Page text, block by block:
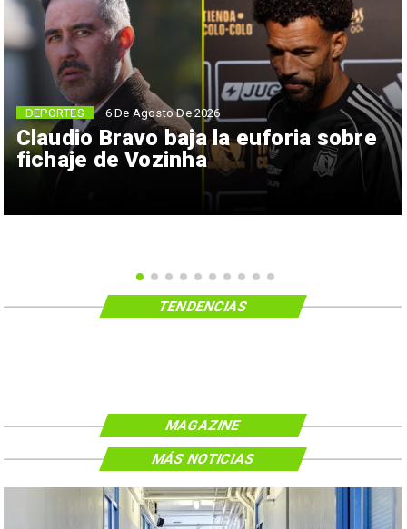
Claudio Bravo baja la euforia sobre
fichaje de Vozinha
DEPORTES 6 De Agosto De 2026
TENDENCIAS
MAGAZINE
MÁS NOTICIAS